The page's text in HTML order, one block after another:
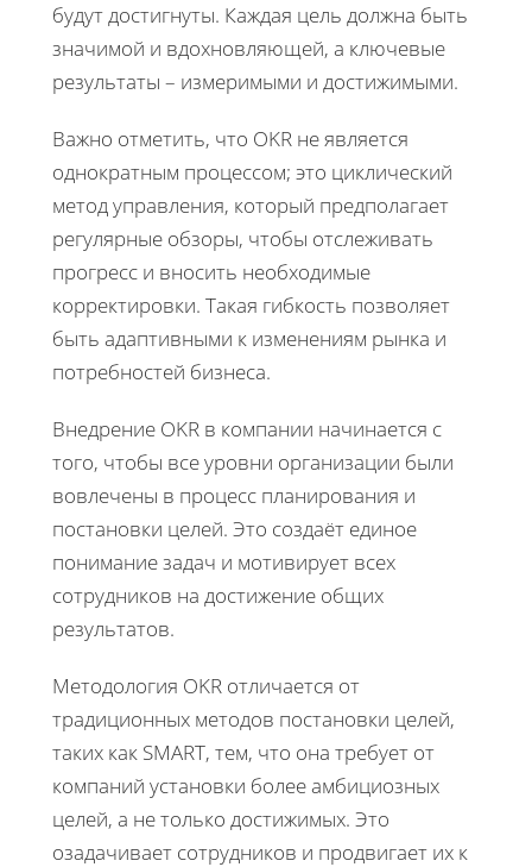
будут достигнуты. Каждая цель должна быть
значимой и вдохновляющей, а ключевые
результаты – измеримыми и достижимыми.
Важно отметить, что OKR не является
однократным процессом; это циклический
метод управления, который предполагает
регулярные обзоры, чтобы отслеживать
прогресс и вносить необходимые
корректировки. Такая гибкость позволяет
быть адаптивными к изменениям рынка и
потребностей бизнеса.
Внедрение OKR в компании начинается с
того, чтобы все уровни организации были
вовлечены в процесс планирования и
постановки целей. Это создаёт единое
понимание задач и мотивирует всех
сотрудников на достижение общих
результатов.
Методология OKR отличается от
традиционных методов постановки целей,
таких как SMART, тем, что она требует от
компаний установки более амбициозных
целей, а не только достижимых. Это
озадачивает сотрудников и продвигает их к